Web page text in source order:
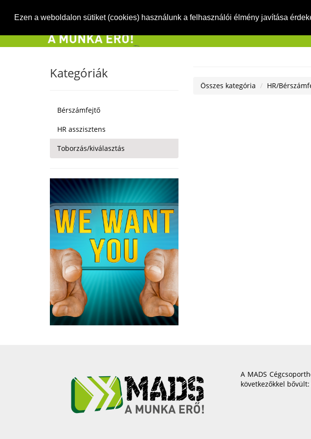
Ezen a weboldalon sütiket (cookies) használunk a felhasználói élmény javítása
REGISZTRÁCIÓ
Kategóriák
Bérszámfejtő
HR asszisztens
Toborzás/kiválasztás
Összes kategória HR/
A MADS
következőkkel